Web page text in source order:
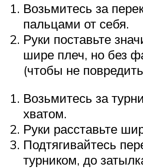
Возьмитесь за
пальцами от себя.
Руки поставьте
шире плеч, но без
(чтобы не
Возьмитесь за
хватом.
Руки расставьте
Подтягивайтесь
турником, до